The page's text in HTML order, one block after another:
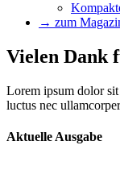
→ zum
Vielen Dank
Lorem ipsum dolor
luc­tus nec
Aktuelle Ausgabe